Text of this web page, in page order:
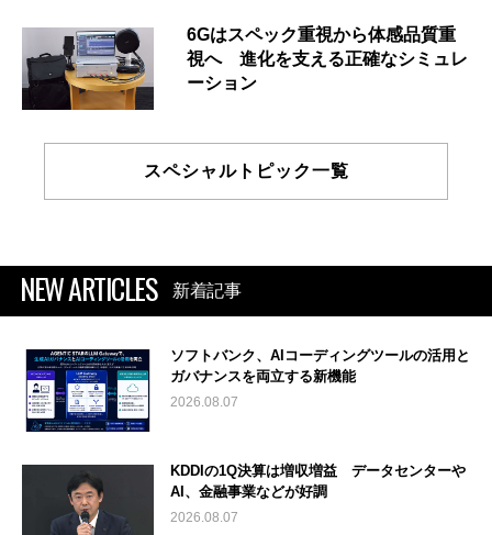
6Gはスペック重視から体感品質重
視へ 進化を支える正確なシミュレ
ーション
スペシャルトピック一覧
NEW ARTICLES 新着記事
ソフトバンク、AIコーディングツールの活用と
ガバナンスを両立する新機能
2026.08.07
KDDIの1Q決算は増収増益 データセンターや
AI、金融事業などが好調
2026.08.07